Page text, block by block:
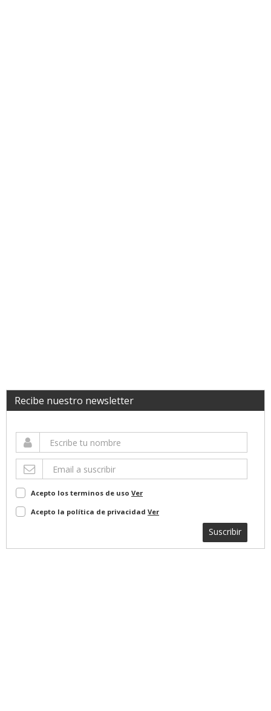
Recibe nuestro newsletter
Acepto los terminos de uso Ver
Acepto la política de privacidad Ver
Suscribir